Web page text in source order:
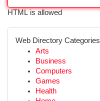
HTML is allowed
Web Directory Categories
Arts
Business
Computers
Games
Health